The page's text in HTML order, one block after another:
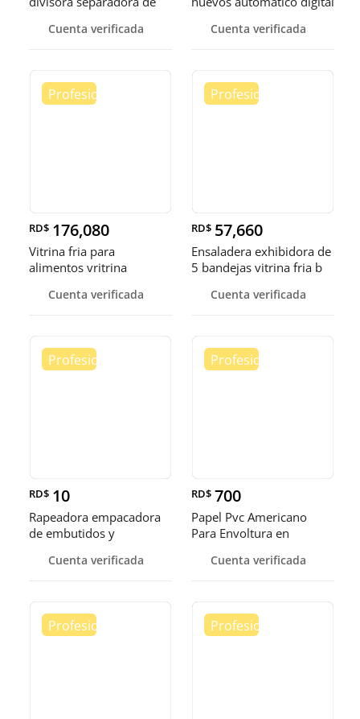
Cuenta verificada Cuenta verificada
RD$ 176,080
Vitrina fria para
alimentos vritrina
Cuenta verificada
RD$ 57,660
Ensaladera exhibidora de
5 bandejas vitrina fria b
Cuenta verificada
RD$ 10
Rapeadora empacadora
de embutidos y
Cuenta verificada
RD$ 700
Papel Pvc Americano
Para Envoltura en
pulgadas
Cuenta verificada